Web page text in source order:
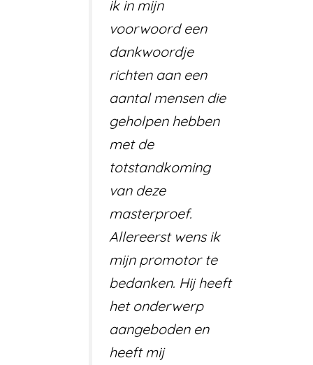
ik in mijn
voorwoord een
dankwoordje
richten aan een
aantal mensen die
geholpen hebben
met de
totstandkoming
van deze
masterproef.
Allereerst wens ik
mijn promotor te
bedanken. Hij heeft
het onderwerp
aangeboden en
heeft mij